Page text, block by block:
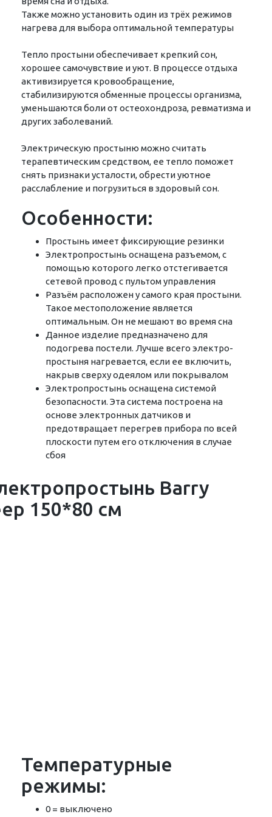
Также можно установить один из трёх режимов
нагрева для выбора оптимальной температуры
Тепло простыни обеспечивает крепкий сон,
хорошее самочувствие и уют. В процессе отдыха
активизируется кровообращение,
стабилизируются обменные процессы организма,
уменьшаются боли от остеохондроза, ревматизма и
других заболеваний.
Электрическую простыню можно считать
терапевтическим средством, ее тепло поможет
снять признаки усталости, обрести уютное
расслабление и погрузиться в здоровый сон.
Особенности:
Простынь имеет фиксирующие резинки
Электропростынь оснащена разъемом, с
помощью которого легко отстегивается
сетевой провод с пультом управления
Разъём расположен у самого края простыни.
Такое местоположение является
оптимальным. Он не мешают во время сна
Данное изделие предназначено для
подогрева постели. Лучше всего электро-
простыня нагревается, если ее включить,
накрыв сверху одеялом или покрывалом
Электропростынь оснащена системой
безопасности. Эта система построена на
основе электронных датчиков и
предотвращает перегрев прибора по всей
плоскости путем его отключения в случае
сбоя
Температурные
режимы:
0 = выключено